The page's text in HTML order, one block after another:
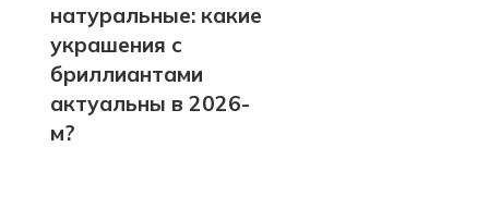
натуральные: какие
украшения с
бриллиантами
актуальны в 2026-
м?